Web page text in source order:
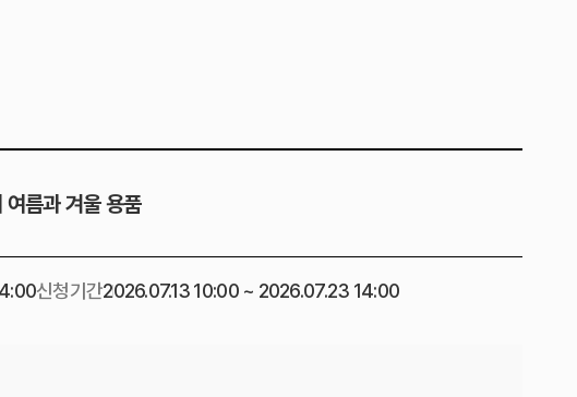
여름과 겨울 용품
신청기간2026.07.13 10:00 ~ 2026.07.23 14:00